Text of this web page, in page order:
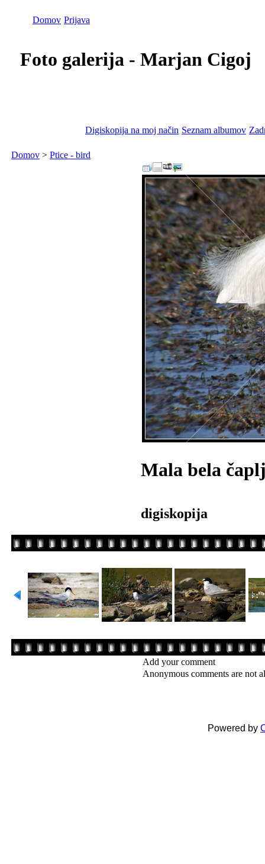
Domov Prijava
Foto galerija - Marjan Cigoj
Digiskopija na moj način Seznam albumov
Domov > Ptice - bird
Mala bela
digiskopija
Add your comment
Anonymous comments are not
Powered by